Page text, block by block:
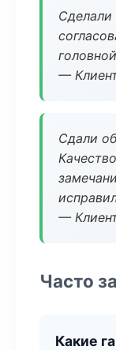
Сделали
—
Сдали
—
Часто
Какие